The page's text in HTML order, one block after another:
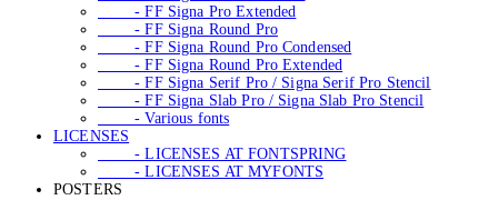
- FF Signa Pro Extended
- FF Signa Round Pro
- FF Signa Round Pro Condensed
- FF Signa Round Pro Extended
- FF Signa Serif Pro / Signa Serif Pro Stencil
- FF Signa Slab Pro / Signa Slab Pro Stencil
- Various fonts
LICENSES
- LICENSES AT FONTSPRING
- LICENSES AT MYFONTS
POSTERS